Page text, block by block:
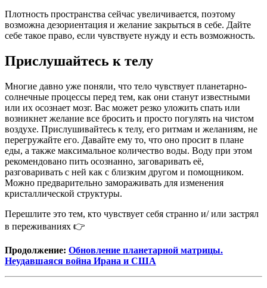
Плотность пространства сейчас увеличивается, поэтому
возможна дезориентация и желание закрыться в себе. Дайте
себе такое право, если чувствуете нужду и есть возможность.
Прислушайтесь к телу
Многие давно уже поняли, что тело чувствует планетарно-
солнечные процессы перед тем, как они станут известными
или их осознает мозг. Вас может резко уложить спать или
возникнет желание все бросить и просто погулять на чистом
воздухе. Прислушивайтесь к телу, его ритмам и желаниям, не
перегружайте его. Давайте ему то, что оно просит в плане
еды, а также максимальное количество воды. Воду при этом
рекомендовано пить осознанно, заговаривать её,
разговаривать с ней как с близким другом и помощником.
Можно предварительно замораживать для изменения
кристаллической структуры.
Перешлите это тем, кто чувствует себя странно и/ или застрял
в переживаниях 👉
Продолжение: Обновление планетарной матрицы.
Неудавшаяся война Ирана и США